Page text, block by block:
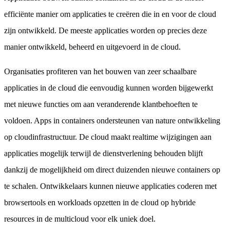
efficiënte manier om applicaties te creëren die in en voor de cloud
zijn ontwikkeld. De meeste applicaties worden op precies deze
manier ontwikkeld, beheerd en uitgevoerd in de cloud.
Organisaties profiteren van het bouwen van zeer schaalbare
applicaties in de cloud die eenvoudig kunnen worden bijgewerkt
met nieuwe functies om aan veranderende klantbehoeften te
voldoen. Apps in containers ondersteunen van nature ontwikkeling
op cloudinfrastructuur. De cloud maakt realtime wijzigingen aan
applicaties mogelijk terwijl de dienstverlening behouden blijft
dankzij de mogelijkheid om direct duizenden nieuwe containers op
te schalen. Ontwikkelaars kunnen nieuwe applicaties coderen met
browsertools en workloads opzetten in de cloud op hybride
resources in de multicloud voor elk uniek doel.